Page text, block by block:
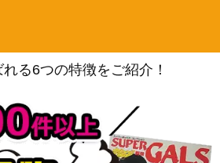
）
）
ダイ
-Rebirth-）
5,000
る6つの特徴をご紹介！